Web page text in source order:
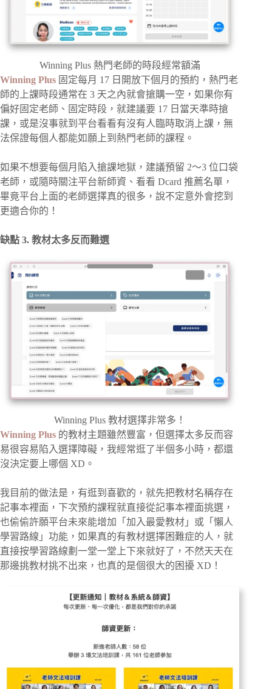
Winning Plus 熱門老師的時段經常額滿
Winning Plus 固定每月 17 日開放下個月的預約，熱門老
師的上課時段通常在 3 天之內就會搶購一空，如果你有
偏好固定老師、固定時段，就建議要 17 日當天準時搶
課，或是沒事就到平台看看有沒有人臨時取消上課，無
法保證每個人都能如願上到熱門老師的課程。
如果不想要每個月陷入搶課地獄，建議預留 2～3 位口袋
老師，或隨時關注平台新師資、看看 Dcard 推薦名單，
畢竟平台上面的老師選擇真的很多，說不定意外會挖到
更適合你的！
缺點 3. 教材太多反而難選
Winning Plus 教材選擇非常多！
Winning Plus 的教材主題雖然豐富，但選擇太多反而容
易很容易陷入選擇障礙，我經常逛了半個多小時，都還
沒決定要上哪個 XD。
我目前的做法是，有逛到喜歡的，就先把教材名稱存在
記事本裡面，下次預約課程就直接從記事本裡面挑選，
也偷偷許願平台未來能增加「加入最愛教材」或「懶人
學習路線」功能，如果真的有教材選擇困難症的人，就
直接按學習路線劃一堂一堂上下來就好了，不然天天在
那邊挑教材挑不出來，也真的是個很大的困擾 XD！